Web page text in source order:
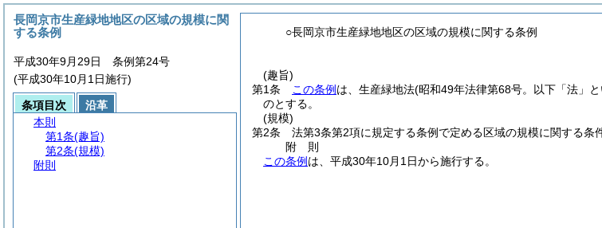
○長岡京市生産緑地地区の区域の規模に関する条例
(趣旨)
第1条
この条例 は、生産緑地法(昭和49年法律第68号。以下「法」
のとする。
(規模)
第2条
法第3条第2項に規定する条例で定める区域の規模に関する条
附 則
この条例 は、平成30年10月1日から施行する。
長岡京市生産緑地地区の区域の規模に関
する条例
平成30年9月29日 条例第24号
(平成30年10月1日施行)
条項目次
沿革
本則
第1条(趣旨)
第2条(規模)
附則